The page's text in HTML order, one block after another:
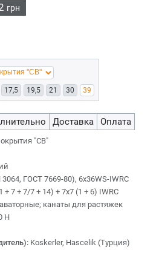
грн
17,5 19,5 21 30 39
Доставка Оплата
"СВ"
3064, ГОСТ 7669-80), 6x36WS-IWRC
+ 7 + 7/7 + 14) + 7х7 (1 + 6) IWRC
канаты для растяжек
Н
Koskerler, Hascelik (Турция)